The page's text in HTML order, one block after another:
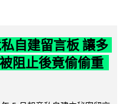
自建留言板 讓多
阻止後竟偷偷重